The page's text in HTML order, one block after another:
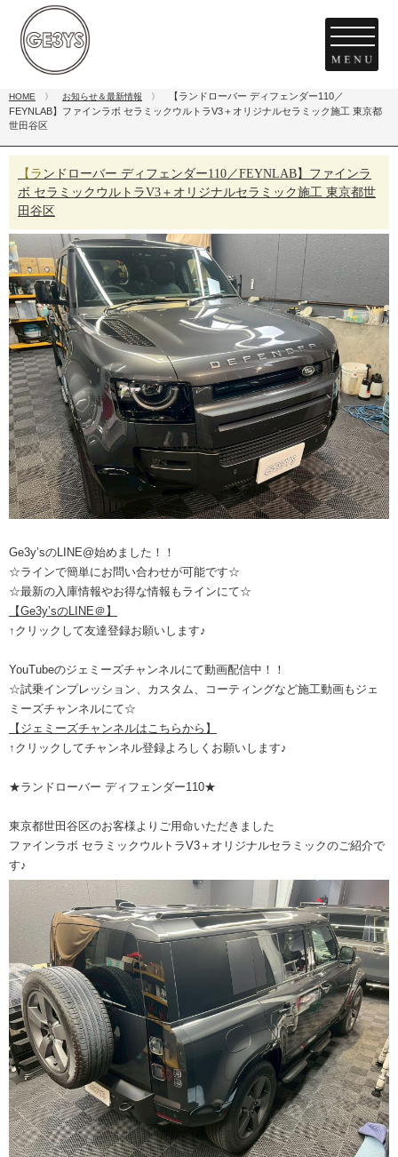
HOME 〉 お知らせ＆最新情報 〉
【ランドローバー ディフェンダー110／
FEYNLAB】ファインラボ セラミックウルトラV3＋オリジナルセラミック施工 東京都
世田谷区
【ランドローバー ディフェンダー110／FEYNLAB】ファインラ
ボ セラミックウルトラV3＋オリジナルセラミック施工 東京都世
田谷区
Ge3y’sのLINE@始めました！！
☆ラインで簡単にお問い合わせが可能です☆
☆最新の入庫情報やお得な情報もラインにて☆
【Ge3y’sのLINE＠】
↑クリックして友達登録お願いします♪
YouTubeのジェミーズチャンネルにて動画配信中！！
☆試乗インプレッション、カスタム、コーティングなど施工動画もジェ
ミーズチャンネルにて☆
【ジェミーズチャンネルはこちらから】
↑クリックしてチャンネル登録よろしくお願いします♪
★ランドローバー ディフェンダー110★
東京都世田谷区のお客様よりご用命いただきました
ファインラボ セラミックウルトラV3＋オリジナルセラミックのご紹介で
す♪